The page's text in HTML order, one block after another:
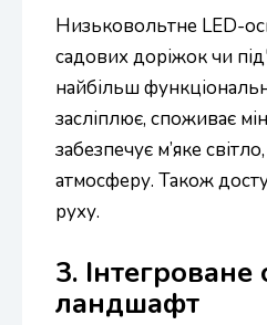
Низьковольтне LED-
садових доріжок чи
найбільш
засліплює, споживає
забезпечує м’яке
атмосферу. Також
руху.
3. Інтегроване
ландшафт